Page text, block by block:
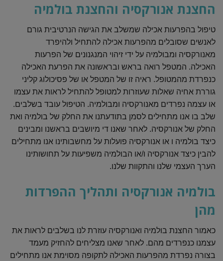
החצנת אנורקסיה והחצנת בולמיה
טיפול בהפרעות אכילה שמשלב את הגישה הנרטיבית גורם
לאנשים שסובלים מהפרעות אכילה להתחיל ולהיפרד
מאנורקסיה ומבולמיה על ידי זיהוי המנגנונים של הפרעות
האכילה. המטפל רואה בראש ובראשונה את הפרעת האכילה
כנפרדת מהמטופל. ראיה זו של המטפל או של פסיכולוג קליני
גוררת אחיה שאלות שעוזרות למטופל להתחיל לראות את עצמו
או עצמה נפרדים מאנורקסיה ומבולמיה. הטיפול עובד בשלבים.
שלב בו אנו מתחילים לסמן בתודעתנו את החלק של בולמיה ואת
החלק של אנורקסיה. לאחר שאנו די מיושבים בראשנו ומבינים
כיצד בולמיה ו או אנורקסיה פועלות על מחשבותינו אנו מתחילים
להבין כיצד אנורקסיה ו/או הבולמיה משפיעות על תחושותינו
הערך העצמי שלנו והתקוות שלנו.
בולמיה אנורקסיה ותהליך ההפרדות
מהן
כאמור החצנת בולמיה ואנורקסיה עוזרת לנו בשלבים לראות את
עצמנו כנפרדים מהם. לאחר שאנו מצליחים להחזיק מעמד
בצורה נפרדת מהפרעות האכילה לתקופה מסוימת אנו מתחילים